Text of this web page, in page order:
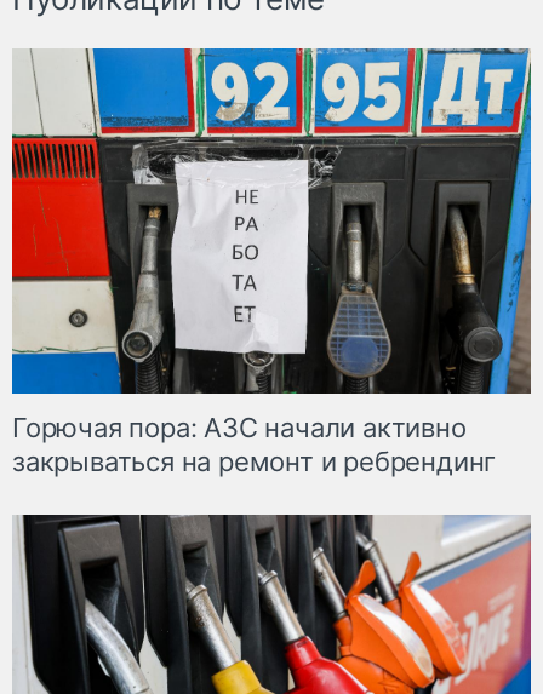
Горючая пора: АЗС начали активно
закрываться на ремонт и ребрендинг